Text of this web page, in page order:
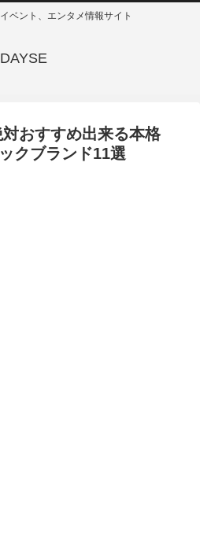
ベント、エンタメ情報サイト
DAYSE
おすすめ出来る本格
クブランド11選